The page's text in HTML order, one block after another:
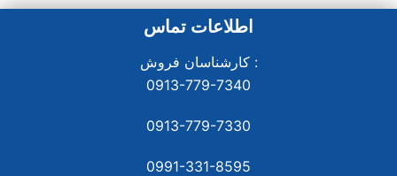
اطلاعات تماس
کارشناسان فروش :
0913-779-7340
0913-779-7330
0991-331-8595